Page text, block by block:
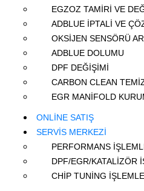
EGZOZ TAMİRİ VE
ADBLUE İPTALİ VE
OKSİJEN SENSÖRÜ
ADBLUE DOLUMU
DPF DEĞİŞİMİ
CARBON CLEAN
EGR MANİFOLD
ONLİNE SATIŞ
SERVİS MERKEZİ
PERFORMANS
DPF/EGR/KATALİZÖR
CHİP TUNİNG